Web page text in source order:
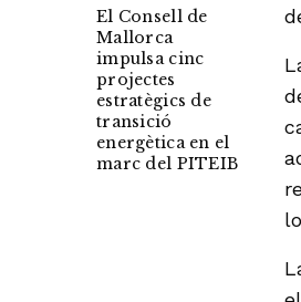
El Consell de
Mallorca
impulsa cinc
projectes
estratègics de
transició
energètica en el
marc del PITEIB